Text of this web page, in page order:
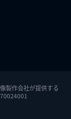
製作会社が提供する